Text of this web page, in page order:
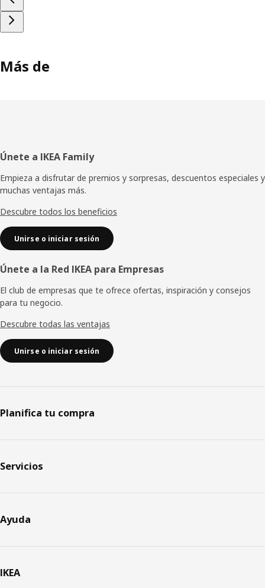
Más de
Pie
de
página
Únete a IKEA Family
Empieza a disfrutar de premios y sorpresas, descuentos especiales y
muchas ventajas más.
Descubre todos los beneficios
Unirse o iniciar sesión
Únete a la Red IKEA para Empresas
El club de empresas que te ofrece ofertas, inspiración y consejos
para tu negocio.
Descubre todas las ventajas
Unirse o iniciar sesión
Planifica tu compra
Servicios
Ayuda
IKEA